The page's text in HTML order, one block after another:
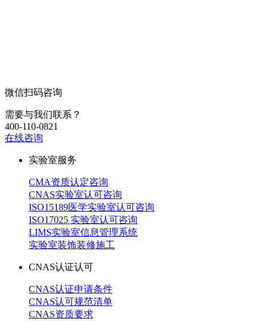
微信扫码咨询
需要与我们联系？
400-110-0821
在线咨询
实验室服务
CMA资质认定咨询
CNAS实验室认可咨询
ISO15189医学实验室认可咨询
ISO17025 实验室认可咨询
LIMS实验室信息管理系统
实验室装饰装修施工
CNAS认证认可
CNAS认证申请条件
CNAS认可规范清单
CNAS资质要求